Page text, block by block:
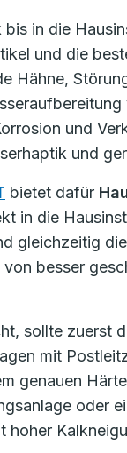
in die
und die
Hähne,
und
und
bietet dafür
in die
gleichzeitig
besser
sollte zuerst
mit
genauen
oder
hoher